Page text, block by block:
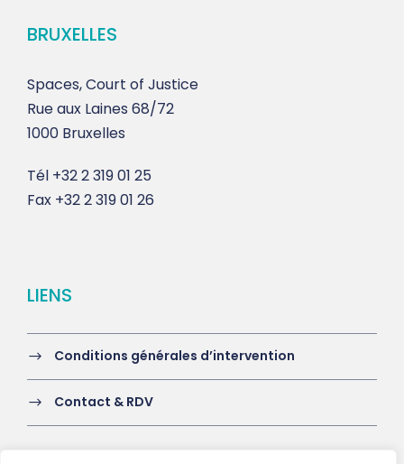
BRUXELLES
Spaces, Court of Justice
Rue aux Laines 68/72
1000 Bruxelles
Tél +32 2 319 01 25
Fax +32 2 319 01 26
LIENS
Conditions générales d’intervention
Contact & RDV